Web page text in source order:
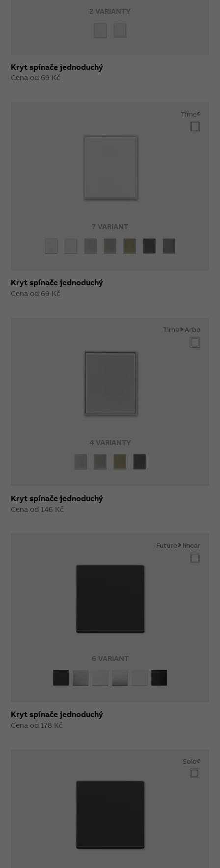
2 VARIANTY
Kryt spínače jednoduchý
Cena od 69 Kč
7 VARIANT
Time®
Kryt spínače jednoduchý
Cena od 69 Kč
4 VARIANTY
Time® Arbo
Kryt spínače jednoduchý
Cena od 146 Kč
6 VARIANT
Future® linear
Kryt spínače jednoduchý
Cena od 178 Kč
Solo®